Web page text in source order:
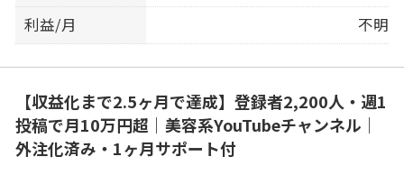
利益/月
不明
【収益化まで2.5ヶ月で達成】登録者2,200人・週1
投稿で月10万円超｜美容系YouTubeチャンネル｜
外注化済み・1ヶ月サポート付